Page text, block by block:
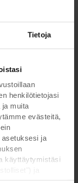
Tietoja
henkilötietojasi
ja muita
evästeitä,
ja
käyttäytymistäsi